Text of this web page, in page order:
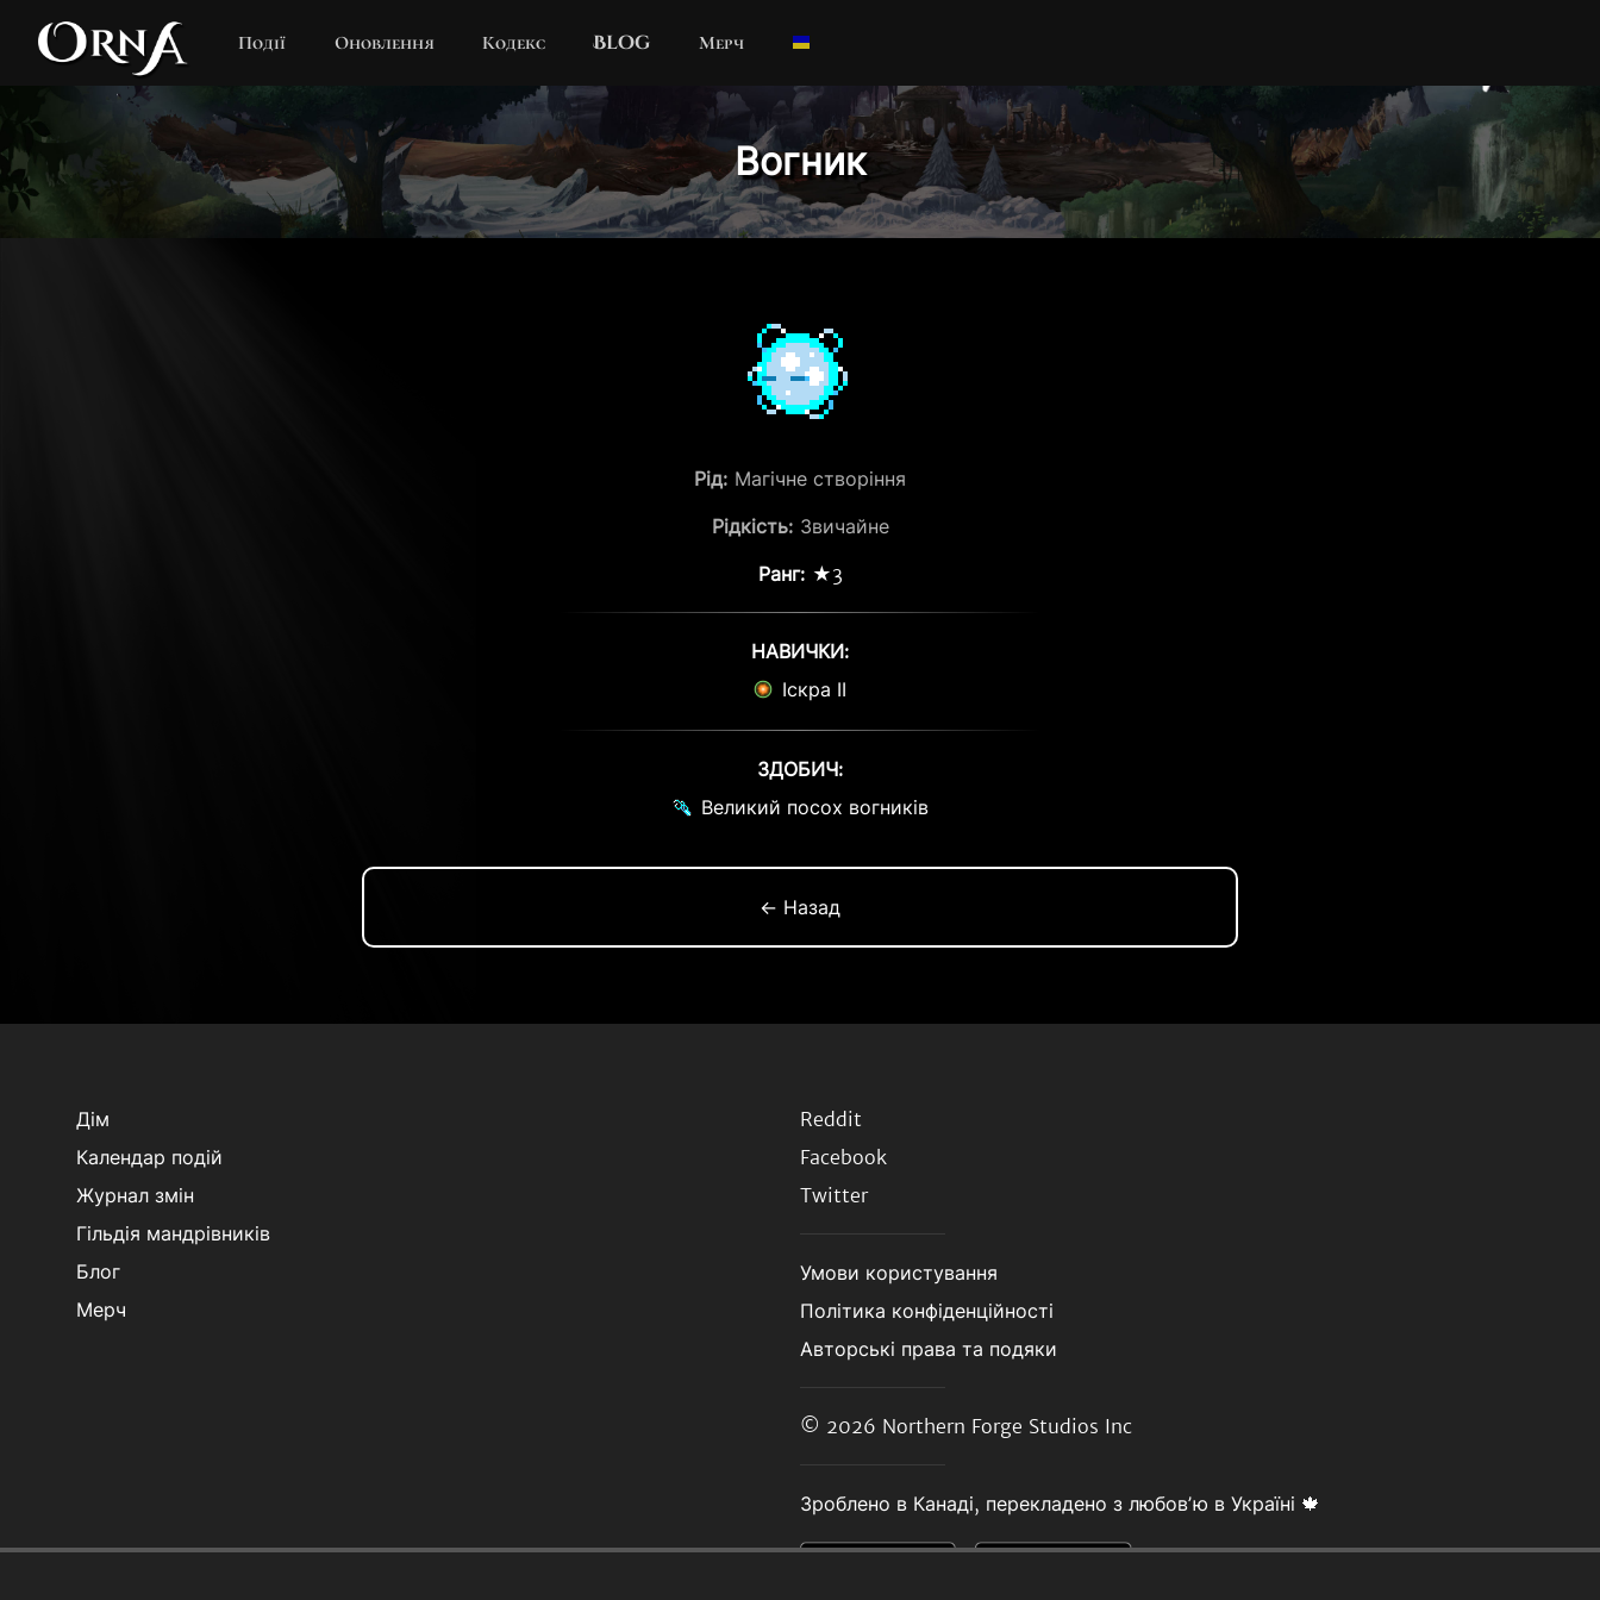
Події Оновлення Кодекс Blog Мерч
Вогник
Рід: Магічне створіння
Рідкість: Звичайне
Ранг: ★3
НАВИЧКИ:
Іскра ІІ
ЗДОБИЧ:
Великий посох вогників
← Назад
Дім
Календар подій
Журнал змін
Гільдія мандрівників
Блог
Мерч
Reddit
Facebook
Twitter
Умови користування
Політика конфіденційності
Авторські права та подяки
© 2026 Northern Forge Studios Inc
Зроблено в Канаді, перекладено з любовʼю в Україні 🍁